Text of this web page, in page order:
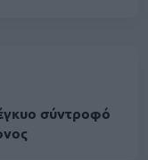
σύντροφό